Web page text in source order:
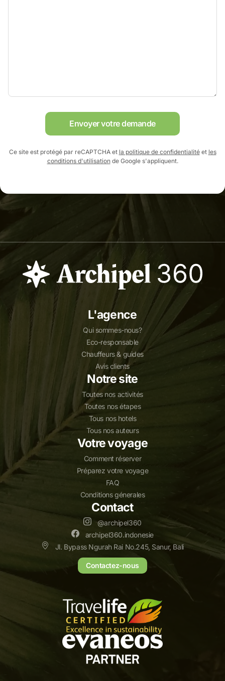
Envoyer votre demande
Ce site est protégé par reCAPTCHA et la politique de confidentialitéet les
conditions d'utilisationde Google s'appliquent.
L'agence
Qui sommes-nous?
Eco-responsable
Chauffeurs & guides
Avis clients
Notre site
Toutes nos activités
Toutes nos étapes
Tous nos hotels
Tous nos auteurs
Votre voyage
Comment réserver
Préparez votre voyage
FAQ
Conditions génerales
Contact
@archipel360
archipel360.indonesie
Jl. Bypass Ngurah Rai No.245, Sanur, Bali
Contactez-nous